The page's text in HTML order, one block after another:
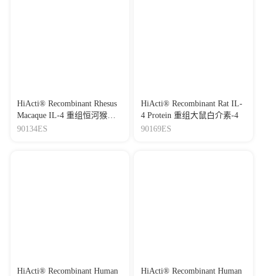
HiActi® Recombinant Rhesus
Macaque IL-4 重组恒河猴白
介素-4
90134ES
HiActi® Recombinant Rat IL-
4 Protein 重组大鼠白介素-4
90169ES
HiActi® Recombinant Human
HiActi® Recombinant Human